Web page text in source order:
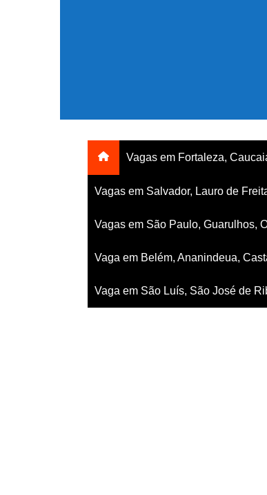
Vagas em Fortaleza,
Vagas em Salvador, Lauro de
Vagas em São Paulo, Guarulhos,
Vaga em Belém, Ananindeua,
Vaga em São Luís, São José de